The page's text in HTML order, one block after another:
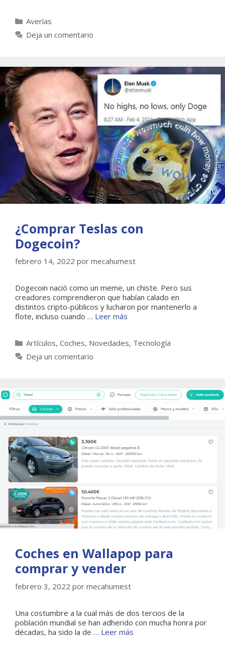
Categorías
Averías
Deja un comentario
¿Comprar Teslas con
Dogecoin?
febrero 14, 2022 por mecahumest
Dogecoin nació como un meme, un chiste. Pero sus
creadores comprendieron que habían calado en
distintos cripto-públicos y lucharon por mantenerlo a
flote, incluso cuando … Leer más
Categorías
Artículos, Coches, Novedades, Tecnología
Deja un comentario
Coches en Wallapop para
comprar y vender
febrero 3, 2022 por mecahumest
Una costumbre a la cual más de dos tercios de la
población mundial se han adherido con mucha honra por
décadas, ha sido la de … Leer más